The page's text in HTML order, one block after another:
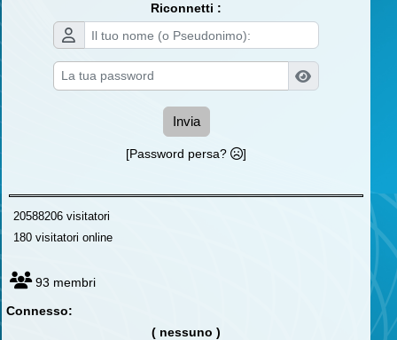
Riconnetti :
Invia
[Password persa? ]
20588206 visitatori
180 visitatori online
93 membri
Connesso:
( nessuno )